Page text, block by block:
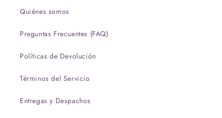
Quiénes somos
Preguntas Frecuentes (FAQ)
Políticas de Devolución
Términos del Servicio
Entregas y Despachos